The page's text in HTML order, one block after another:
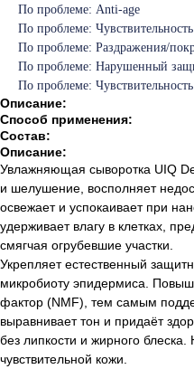
По проблеме: Anti-age
По проблеме: Чувствительность
По проблеме: Раздражения/
По проблеме: Нарушенный
По проблеме: Чувствительность
Описание:
Способ применения:
Состав:
Описание:
Увлажняющая сыворотка UIQ
и шелушение, восполняет
освежает и успокаивает при
удерживает влагу в клетках,
смягчая огрубевшие участки.
Укрепляет естественный
микробиоту эпидермиса.
фактор (NMF), тем самым
выравнивает тон и придаёт
без липкости и жирного
чувствительной кожи.